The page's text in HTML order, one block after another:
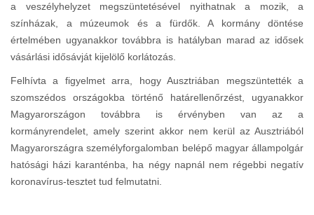
a veszélyhelyzet megszüntetésével nyithatnak a mozik, a
színházak, a múzeumok és a fürdők. A kormány döntése
értelmében ugyanakkor továbbra is hatályban marad az idősek
vásárlási idősávját kijelölő korlátozás.
Felhívta a figyelmet arra, hogy Ausztriában megszüntették a
szomszédos országokba történő határellenőrzést, ugyanakkor
Magyarországon továbbra is érvényben van az a
kormányrendelet, amely szerint akkor nem kerül az Ausztriából
Magyarországra személyforgalomban belépő magyar állampolgár
hatósági házi karanténba, ha négy napnál nem régebbi negatív
koronavírus-tesztet tud felmutatni.